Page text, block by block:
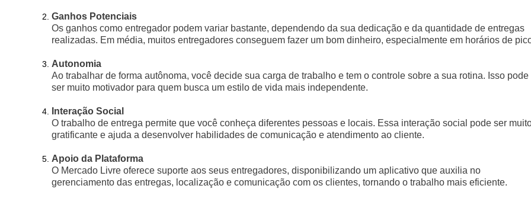
Ganhos Potenciais
Os ganhos como entregador podem variar bastante, dependendo da sua dedicação e da quantidade de entregas
realizadas. Em média, muitos entregadores conseguem fazer um bom dinheiro, especialmente em horários de
Autonomia
Ao trabalhar de forma autônoma, você decide sua carga de trabalho e tem o controle sobre a sua rotina. Isso pode
ser muito motivador para quem busca um estilo de vida mais independente.
Interação Social
O trabalho de entrega permite que você conheça diferentes pessoas e locais. Essa interação social pode ser
gratificante e ajuda a desenvolver habilidades de comunicação e atendimento ao cliente.
Apoio da Plataforma
O Mercado Livre oferece suporte aos seus entregadores, disponibilizando um aplicativo que auxilia no
gerenciamento das entregas, localização e comunicação com os clientes, tornando o trabalho mais eficiente.